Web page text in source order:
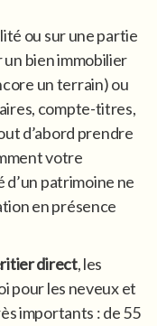
ou sur une partie
bien immobilier
un terrain) ou
compte-titres,
d’abord prendre
votre
d’un patrimoine ne
en présence
direct, les
pour les neveux et
importants : de 55